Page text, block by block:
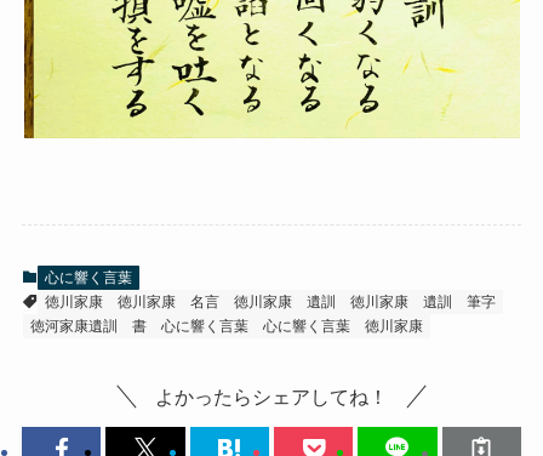
心に響く言葉
徳川家康
徳川家康 名言 徳川家康 遺訓
徳川家康 遺訓 筆字
徳河家康遺訓 書
心に響く言葉 心に響く言葉 徳川家康
よかったらシェアしてね！